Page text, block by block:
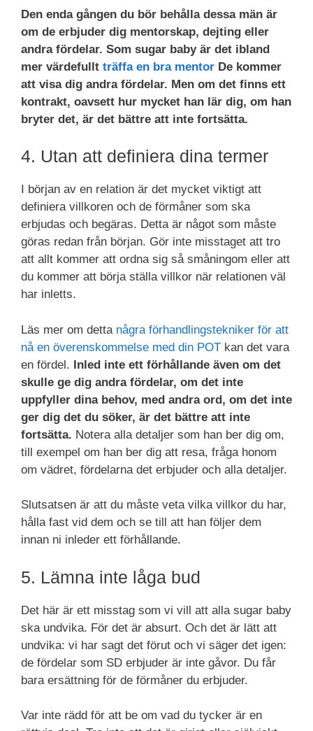
Den enda gången du bör behålla dessa män är
om de erbjuder dig mentorskap, dejting eller
andra fördelar. Som sugar baby är det ibland
mer värdefullt träffa en bra mentor De kommer
att visa dig andra fördelar. Men om det finns ett
kontrakt, oavsett hur mycket han lär dig, om han
bryter det, är det bättre att inte fortsätta.
4. Utan att definiera dina termer
I början av en relation är det mycket viktigt att
definiera villkoren och de förmåner som ska
erbjudas och begäras. Detta är något som måste
göras redan från början. Gör inte misstaget att tro
att allt kommer att ordna sig så småningom eller att
du kommer att börja ställa villkor när relationen väl
har inletts.
Läs mer om detta några förhandlingstekniker för att
nå en överenskommelse med din POT kan det vara
en fördel. Inled inte ett förhållande även om det
skulle ge dig andra fördelar, om det inte
uppfyller dina behov, med andra ord, om det inte
ger dig det du söker, är det bättre att inte
fortsätta. Notera alla detaljer som han ber dig om,
till exempel om han ber dig att resa, fråga honom
om vädret, fördelarna det erbjuder och alla detaljer.
Slutsatsen är att du måste veta vilka villkor du har,
hålla fast vid dem och se till att han följer dem
innan ni inleder ett förhållande.
5. Lämna inte låga bud
Det här är ett misstag som vi vill att alla sugar baby
ska undvika. För det är absurt. Och det är lätt att
undvika: vi har sagt det förut och vi säger det igen:
de fördelar som SD erbjuder är inte gåvor. Du får
bara ersättning för de förmåner du erbjuder.
Var inte rädd för att be om vad du tycker är en